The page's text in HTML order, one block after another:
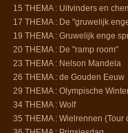
15 THEMA : Uitvinders en
17 THEMA : De "gruwelijk
19 THEMA : Gruwelijk enge
20 THEMA : De "ramp room"
23 THEMA : Nelson Mandela
26 THEMA : de Gouden Eeuw
29 THEMA : Olympische
34 THEMA : Wolf
35 THEMA : Wielrennen (Tour